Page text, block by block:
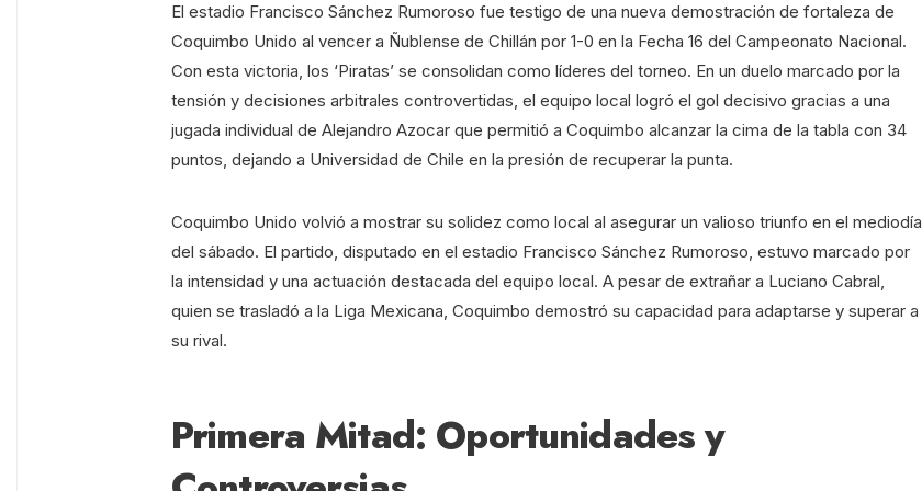
El estadio Francisco Sánchez Rumoroso fue testigo de una nueva demostración de fortaleza de
Coquimbo Unido al vencer a Ñublense de Chillán por 1-0 en la Fecha 16 del Campeonato Nacional.
Con esta victoria, los ‘Piratas’ se consolidan como líderes del torneo. En un duelo marcado por la
tensión y decisiones arbitrales controvertidas, el equipo local logró el gol decisivo gracias a una
jugada individual de Alejandro Azocar que permitió a Coquimbo alcanzar la cima de la tabla con 34
puntos, dejando a Universidad de Chile en la presión de recuperar la punta.
Coquimbo Unido volvió a mostrar su solidez como local al asegurar un valioso triunfo en el mediodía
del sábado. El partido, disputado en el estadio Francisco Sánchez Rumoroso, estuvo marcado por
la intensidad y una actuación destacada del equipo local. A pesar de extrañar a Luciano Cabral,
quien se trasladó a la Liga Mexicana, Coquimbo demostró su capacidad para adaptarse y superar a
su rival.
Primera Mitad: Oportunidades y